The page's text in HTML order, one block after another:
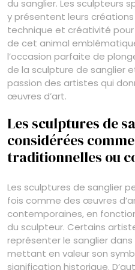
du sanglier. Les sculpteurs
y présentent leurs
technique et créativité
de cet animal
l’occasion parfaite de
de la sculpture de sanglier
passion des artistes qui
œuvres d’art.
Les sculptures de
considérées
traditionnelles ou
Les sculptures de sanglier
fois comme des œuvres
contemporaines, en
du sculpteur. Certains
représenter le sanglier
mettant en valeur son
signification historique.